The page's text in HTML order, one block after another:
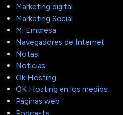
Marketing digital
Marketing Social
Mi Empresa
Navegadores de Internet
Notas
Noticias
Ok Hosting
OK Hosting en los medios
Páginas web
Podcasts